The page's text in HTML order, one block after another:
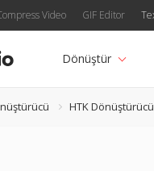
Video GIF Editor
Dönüştür
HTK Dönüştürücü